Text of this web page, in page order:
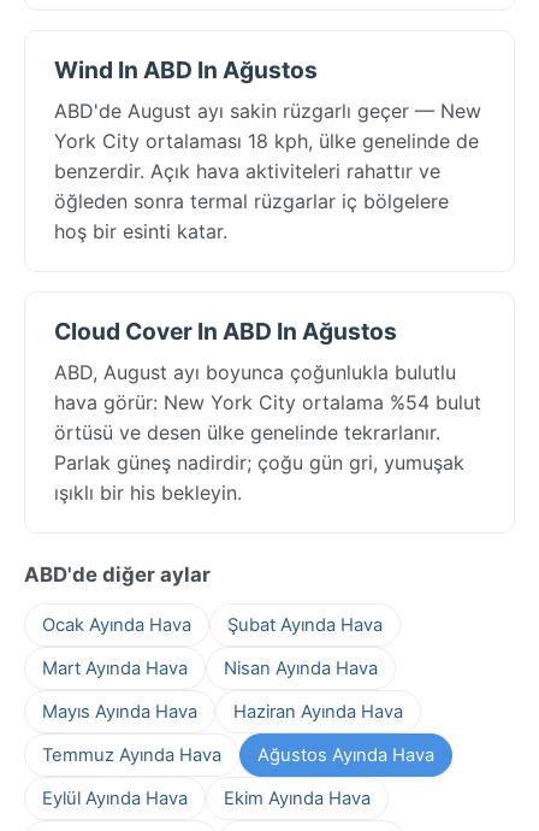
Wind In ABD In Ağustos
ABD'de August ayı sakin rüzgarlı geçer — New
York City ortalaması 18 kph, ülke genelinde de
benzerdir. Açık hava aktiviteleri rahattır ve
öğleden sonra termal rüzgarlar iç bölgelere
hoş bir esinti katar.
Cloud Cover In ABD In Ağustos
ABD, August ayı boyunca çoğunlukla bulutlu
hava görür: New York City ortalama %54 bulut
örtüsü ve desen ülke genelinde tekrarlanır.
Parlak güneş nadirdir; çoğu gün gri, yumuşak
ışıklı bir his bekleyin.
ABD'de diğer aylar
Ocak Ayında Hava
Şubat Ayında Hava
Mart Ayında Hava
Nisan Ayında Hava
Mayıs Ayında Hava
Haziran Ayında Hava
Temmuz Ayında Hava
Ağustos Ayında Hava
Eylül Ayında Hava
Ekim Ayında Hava